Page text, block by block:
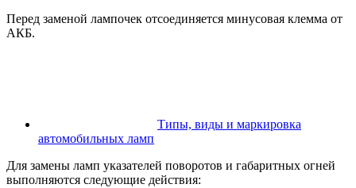
Перед заменой лампочек отсоединяется минусовая клемма от
АКБ.
Типы, виды и маркировка
автомобильных ламп
Для замены ламп указателей поворотов и габаритных огней
выполняются следующие действия: